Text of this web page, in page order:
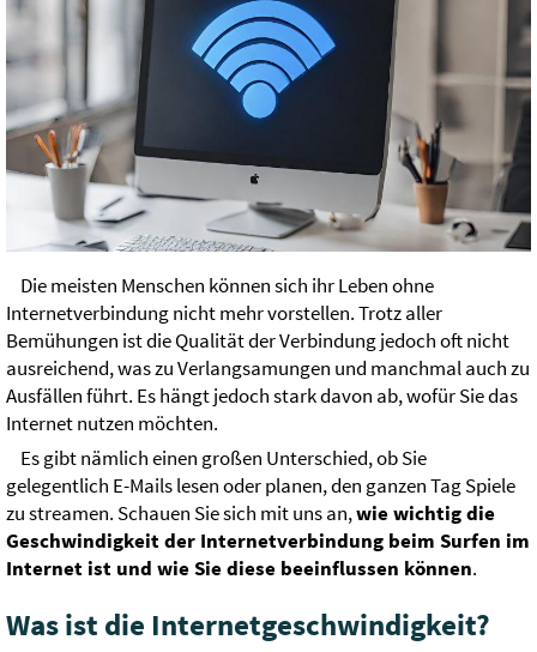
Die meisten Menschen können sich ihr Leben ohne
Internetverbindung nicht mehr vorstellen. Trotz aller
Bemühungen ist die Qualität der Verbindung jedoch oft nicht
ausreichend, was zu Verlangsamungen und manchmal auch zu
Ausfällen führt. Es hängt jedoch stark davon ab, wofür Sie das
Internet nutzen möchten.
Es gibt nämlich einen großen Unterschied, ob Sie
gelegentlich E-Mails lesen oder planen, den ganzen Tag Spiele
zu streamen. Schauen Sie sich mit uns an,wie wichtig die
Geschwindigkeit der Internetverbindung beim Surfen im
Internet ist und wie Sie diese beeinflussen können.
Was ist die Internetgeschwindigkeit?